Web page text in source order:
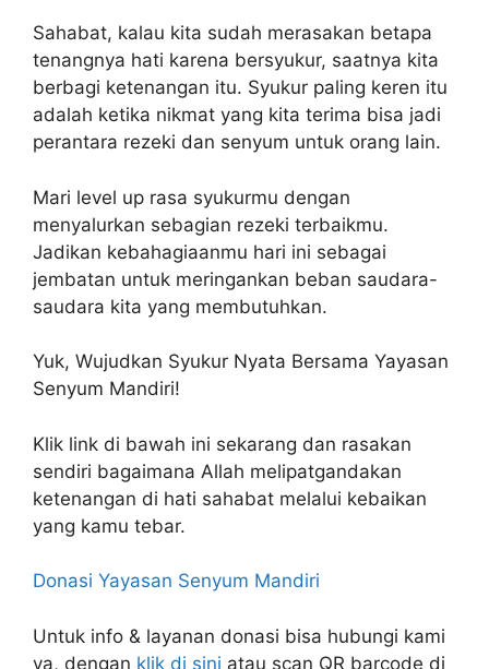
Sahabat, kalau kita sudah merasakan betapa
tenangnya hati karena bersyukur, saatnya kita
berbagi ketenangan itu. Syukur paling keren itu
adalah ketika nikmat yang kita terima bisa jadi
perantara rezeki dan senyum untuk orang lain.
Mari level up rasa syukurmu dengan
menyalurkan sebagian rezeki terbaikmu.
Jadikan kebahagiaanmu hari ini sebagai
jembatan untuk meringankan beban saudara-
saudara kita yang membutuhkan.
Yuk, Wujudkan Syukur Nyata Bersama Yayasan
Senyum Mandiri!
Klik link di bawah ini sekarang dan rasakan
sendiri bagaimana Allah melipatgandakan
ketenangan di hati sahabat melalui kebaikan
yang kamu tebar.
Donasi Yayasan Senyum Mandiri
Untuk info & layanan donasi bisa hubungi kami
ya, dengan klik di sini atau scan QR barcode di